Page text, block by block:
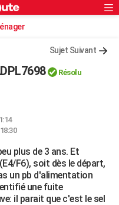
Sujet Suivant
Résolu
plus de 3 ans. Et
F6), soit dès le départ,
un pb d'alimentation
une fuite
il parait que c'est le sel